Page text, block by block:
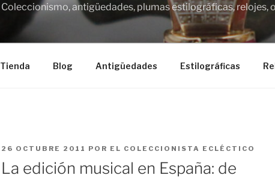
Coleccionismo, antigüedades, plumas estilográficas,
Tienda Blog Antigüedades Estilográficas
PUBLICADO
EL
26 OCTUBRE 2011 POR EL COLECCIONISTA ECLÉCTICO
La edición musical en España: de